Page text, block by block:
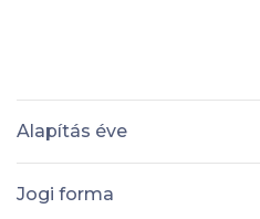
Alapítás éve
Jogi forma